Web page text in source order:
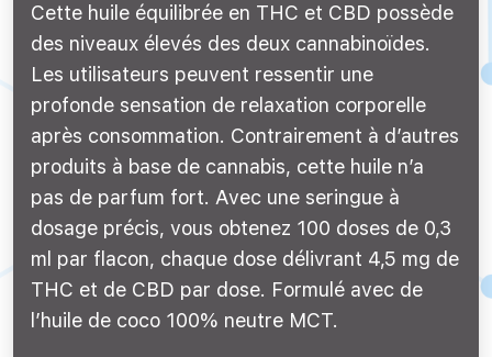
Cette huile équilibrée en THC et CBD possède
des niveaux élevés des deux cannabinoïdes.
Les utilisateurs peuvent ressentir une
profonde sensation de relaxation corporelle
après consommation. Contrairement à d’autres
produits à base de cannabis, cette huile n’a
pas de parfum fort. Avec une seringue à
dosage précis, vous obtenez 100 doses de 0,3
ml par flacon, chaque dose délivrant 4,5 mg de
THC et de CBD par dose. Formulé avec de
l’huile de coco 100% neutre MCT.